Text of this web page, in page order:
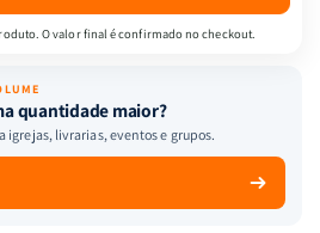
O valor final é confirmado no checkout.
quantidade maior?
igrejas, livrarias, eventos e grupos.